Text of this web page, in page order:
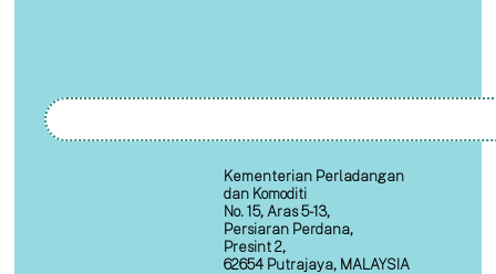
Kementerian Perladangan
dan Komoditi
No. 15, Aras 5-13,
Persiaran Perdana,
Presint 2,
62654 Putrajaya, MALAYSIA